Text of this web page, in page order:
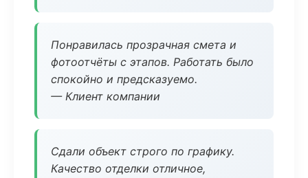
Понравилась прозрачная смета и
фотоотчёты с этапов. Работать было
спокойно и предсказуемо.
— Клиент компании
Сдали объект строго по графику.
Качество отделки отличное,